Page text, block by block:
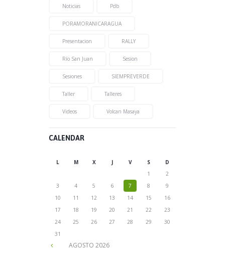
Noticias Pdb
PORAMORANICARAGUA
Presentacion RALLY
Río San Juan Sesion
Sesiones SIEMPREVERDE
Taller Talleres
Videos Volcan Masaya
CALENDAR
L M X J V S D
AGOSTO 2026
1
2
3
4 5 6 7 8
9
10
11 12 13 14 15
16
17
18 19 20 21 22
23
24
25 26 27 28 29
30
31